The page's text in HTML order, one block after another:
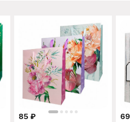
85 ₽ 69